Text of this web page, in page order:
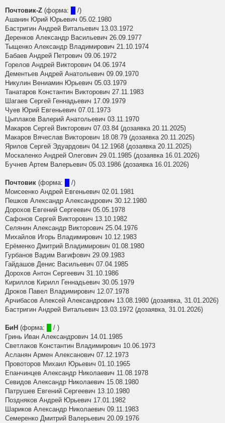
Почтовик-Z (форма:
/)
Ашанин Юрий Юрьевич 05.02.1980
Бастригин Андрей Витальевич 13.03.1972
Деренков Александр Васильевич 26.09.1977
Тыщенко Александр Владимирович 21.10.1974
Бабаев Андрей Петрович 09.06.1972
Горелов Андрей Викторович 04.06.1974
Дементьев Андрей Анатольевич 09.09.1970
Никулин Вениамин Юрьевич 05.03.1979
Танатаров Константин Викторович 27.11.1983
Шагаев Сергей Геннадьевич 17.09.1979
Чуев Юрий Евгеньевич 07.01.1973
Цыплаков Валерий Анатольевич 03.11.1970
Макаров Сергей Викторович 07.03.84 (дозаявка 20.11.2025)
Макаров Вячеслав Викторович 18.08.79 (дозаявка 20.11.2025)
Ярилов Сергей Эдуардович 04.12.1968 (дозаявка 20.11.2025)
Москаленко Андрей Олегович 29.01.1985 (дозаявка 16.01.2026)
Бучнев Артем Валерьевич 05.03.1986 (дозаявка 16.01.2026)
Почтовик (форма:
/)
Моисеенко Андрей Евгеньевич 02.01.1981
Пешков Александр Александрович 30.12.1980
Дорохов Евгений Сергеевич 05.05.1978
Сафонов Сергей Викторович 13.10.1982
Селянин Александр Викторович 25.04.1976
Михайлов Игорь Владимирович 10.12.1983
Ерёменко Дмитрий Владимирович 01.08.1980
Гурбанов Вадим Вагифович 29.09.1983
Гайдашов Денис Васильевич 07.04.1985
Дорохов Антон Сергеевич 31.10.1986
Кириллов Кирилл Геннадьевич 30.05.1979
Дроков Павел Владимирович 12.07.1978
Арчибасов Алексей Александрович 13.08.1980 (дозаявка, 31.01.2026)
Бастригин Андрей Витальевич 13.03.1972 (дозаявка, 31.01.2026)
БиН (форма:
/ )
Гринь Иван Александрович 14.01.1985
Светлаков Константин Владимирович 10.06.1973
Асланян Армен Алексанович 07.12.1973
Провоторов Михаил Юрьевич 01.10.1965
Епанчинцев Александр Николаевич 11.08.1978
Севидов Александр Николаевич 15.08.1980
Патрушев Евгений Сергеевич 13.10.1980
Поздняков Андрей Юрьевич 17.01.1982
Шариков Александр Николаевич 09.11.1983
Семеренко Дмитрий Валерьевич 20.09.1976